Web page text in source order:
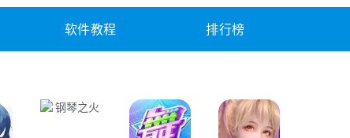
教育教学 游戏娱乐 系统软件 素材下载
软件教程 排行榜